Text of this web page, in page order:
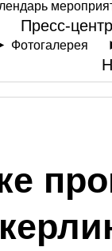
Пресс-центр
Фотогалерея